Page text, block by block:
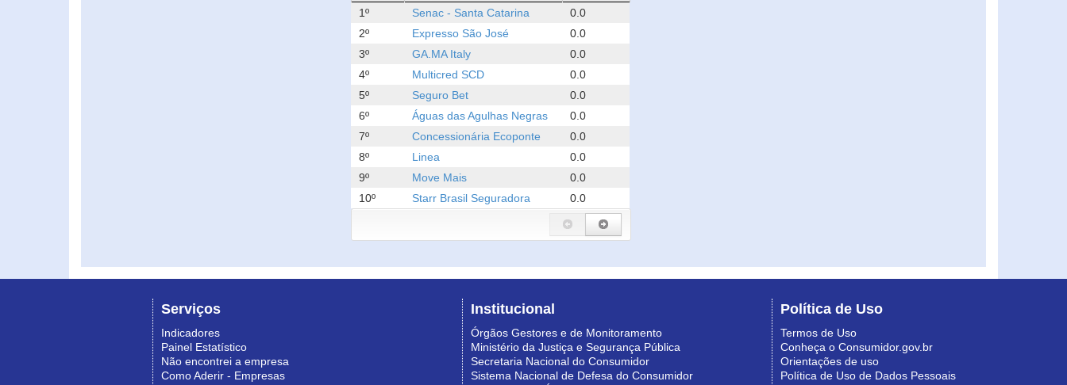
1º Senac - Santa Catarina
0.0
2º
Expresso São José
0.0
3º
GA.MA Italy
0.0
4º
Multicred SCD
0.0
5º
Seguro Bet
0.0
6º
Águas das Agulhas Negras
0.0
7º
Concessionária Ecoponte
0.0
8º
Linea
0.0
9º
Move Mais
0.0
10º
Starr Brasil Seguradora 0.0
Serviços
Indicadores
Painel Estatístico
Não encontrei a empresa
Como Aderir - Empresas
Institucional
Órgãos Gestores e de Monitoramento
Ministério da Justiça e Segurança Pública
Secretaria Nacional do Consumidor
Sistema Nacional de Defesa do Consumidor
Política de Uso
Termos de Uso
Conheça o Consumidor.gov.br
Orientações de uso
Política de Uso de Dados Pessoais